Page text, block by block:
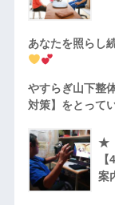
あなたを照らし
やすらぎ山下整
対策】をとって
★
案